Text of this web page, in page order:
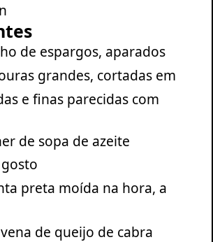
de espargos, aparados
grandes, cortadas em
e finas parecidas com
de sopa de azeite
preta moída na hora, a
de queijo de cabra